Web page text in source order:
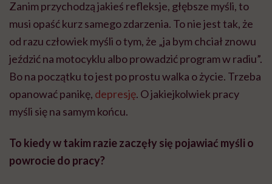
powrocie do pracy?
Ja do radia wróciłem przez kolegów. To było kilka
miesięcy po wylewie, jeszcze kiedy byłem w ośrodku
rehabilitacyjnym w Konstancinie. Na początku miałem
kłopoty z wyraźnym mówieniem i z kolegami z
Muzo.fm wpadliśmy na pomysł, żeby wykorzystać tę
nazywał się „BLA-BLA-BLA czyli co mówi Figurski”.
Polegał na tym, żeby rozszyfrować, co chcę